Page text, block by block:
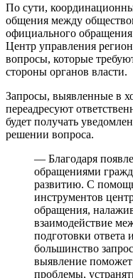
По сути,
общения между
официального
Центр управления
вопросы, которые
стороны органов власти.
Запросы, выявленные в
переадресуют
будет получать
решении вопроса.
— Благодаря
обращениями
развитию. С
инструментов
обращения,
взаимодействие
подготовки
большинство
выявление
проблемы,